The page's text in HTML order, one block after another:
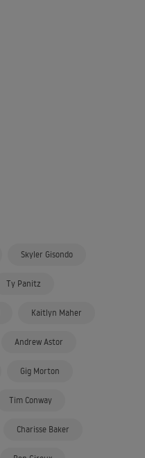
Skyler Gisondo
Ty Panitz
Kaitlyn Maher
Andrew Astor
Gig Morton
Tim Conway
Charisse Baker